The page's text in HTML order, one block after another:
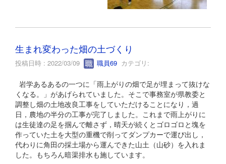
生まれ変わった畑の土づくり
投稿日時 : 2022/03/09 職員69 カテゴリ:
岩学あるあるの一つに「雨上がりの畑で足が埋まって抜けな
くなる。」があげられていました。そこで事務室が県教委と
調整し畑の土地改良工事をしていただけることになり，過
日，農地の半分の工事が完了しました。これまで雨上がりに
は生徒達の足を掴んで離さず，晴天が続くとゴロゴロと塊を
作っていた土を大型の重機で削ってダンプカーで運び出し，
代わりに角田の採土場から運んできた山土（山砂）を入れま
した。もちろん暗渠排水も施しています。